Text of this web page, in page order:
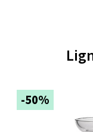
-50%
Ski -
Ski
Åpent i dag